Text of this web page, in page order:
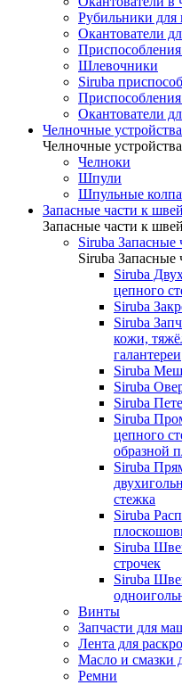
Рубильники для
Окантователи
Шлевочники
Siruba
Окантователи
Челночные устройства
Челночные устройства
Челноки
Шпули
Шпульные
Запасные части к
Запасные части к
Siruba Запасные
Siruba Запасные
Siruba
цепного
Siruba
Siruba
кожи,
галантереи
Siruba
Siruba
Siruba
Siruba
цепного
образной
Siruba
стежка
Siruba
Siruba
строчек
Siruba
Винты
Запчасти для
Лента для
Масло и смазки
Ремни